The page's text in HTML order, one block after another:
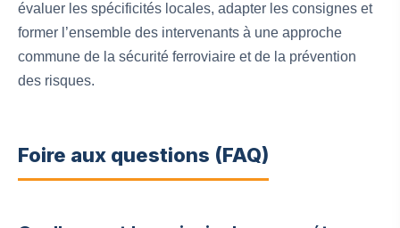
évaluer les spécificités locales, adapter les consignes et
former l’ensemble des intervenants à une approche
commune de la sécurité ferroviaire et de la prévention
des risques.
Foire aux questions (FAQ)